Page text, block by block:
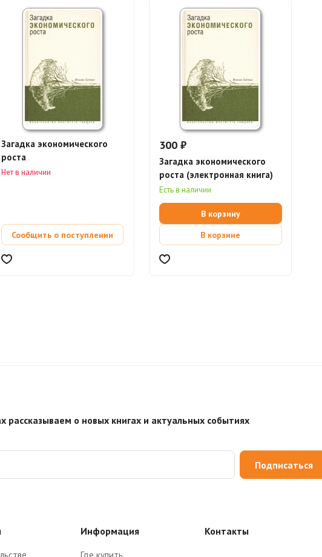
Загадка экономического
роста
Нет в наличии
Сообщить о поступлении
300 ₽
Загадка экономического
роста (электронная книга)
Есть в наличии
В корзину
В корзине
рассказываем о новых книгах и актуальных событиях
Подписаться
Информация Контакты